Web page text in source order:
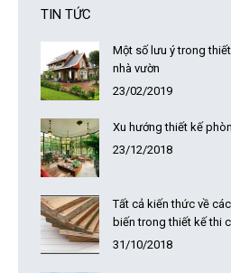
TIN TỨC
Một số lưu ý trong
nhà vườn
23/02/2019
Xu hướng thiết kế
23/12/2018
Tất cả kiến thức về
biến trong thiết kế thi
31/10/2018